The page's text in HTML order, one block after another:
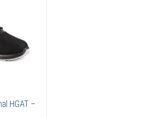
HGAT –